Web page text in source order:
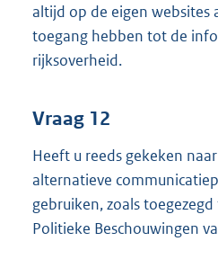
altijd op de eigen websites
toegang hebben tot de
rijksoverheid.
Vraag 12
Heeft u reeds gekeken
alternatieve
gebruiken, zoals
Politieke Beschouwingen